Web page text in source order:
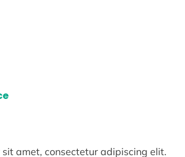
amet, consectetur adipiscing elit.